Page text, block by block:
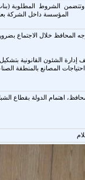
المؤسسة داخل الشركة
المحافظ خلال الاجتماع
المصانع بالمنطقة
اهتمام الدولة بقطاع